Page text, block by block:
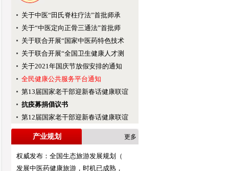
关于中医“田氏脊柱疗法”首批师承
关于“中医定向正骨三通法”首批师
关于联合开展“国家中医药特色技术
关于联合开展“全国卫生健康人才测
关于2021年国庆节放假安排的通知
全民健康公共服务平台通知
第13届国家老干部迎新春话健康联谊
抗疫募捐倡议书
第12届国家老干部迎新春话健康联谊
产业规划 更多
权威发布：全国生态旅游发展规划（
发展中医药健康旅游，时机已成熟，